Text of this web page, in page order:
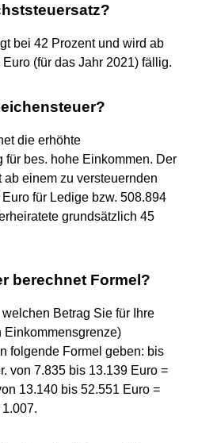
bei 42 Prozent und wird ab
(für das Jahr 2021) fällig.
die erhöhte
für bes. hohe Einkommen. Der
einem zu versteuernden
für Ledige bzw. 508.894
grundsätzlich 45
berechnet Formel?
Betrag Sie für Ihre
Einkommensgrenze)
folgende Formel geben: bis
von 7.835 bis 13.139 Euro =
13.140 bis 52.551 Euro =